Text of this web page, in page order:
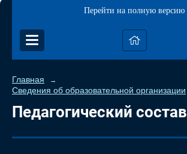
Перейти на полную версию
Главная →
Сведения об образовательной организации
Педагогический состав